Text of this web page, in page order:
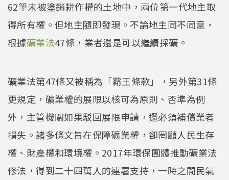
62筆未被塗銷耕作權的土地中，兩位第一代地主取
得所有權。但地主隨即發現。不論地主同不同意，
根據礦業法47條，業者還是可以繼續採礦。
礦業法第47條又被稱為「霸王條款」，另外第31條
更規定，礦業權的展限以核可為原則、否準為例
外，主管機關如果駁回展限申請，還必須補償業者
損失。諸多條文旨在保障礦業權，卻罔顧人民生存
權、財產權和環境權。2017年環保團體推動礦業法
修法，得到二十四萬人的連署支持，一時之間民氣